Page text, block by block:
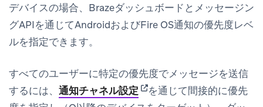
デバイスの場合、Brazeダッシュボードとメッセージン
グAPIを通じてAndroidおよびFire OS通知の優先度レベ
ルを指定できます。
すべてのユーザーに特定の優先度でメッセージを送信
するには、 通知チャネル設定 (opens in new tab)
を通じて間接的に優先